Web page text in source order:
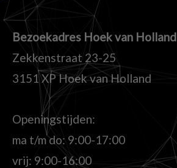
Bezoekadres Hoek van Holland
Zekkenstraat 23-25
3151 XP Hoek van Holland
Openingstijden:
ma t/m do: 9:00-17:00
vrij: 9:00-16:00